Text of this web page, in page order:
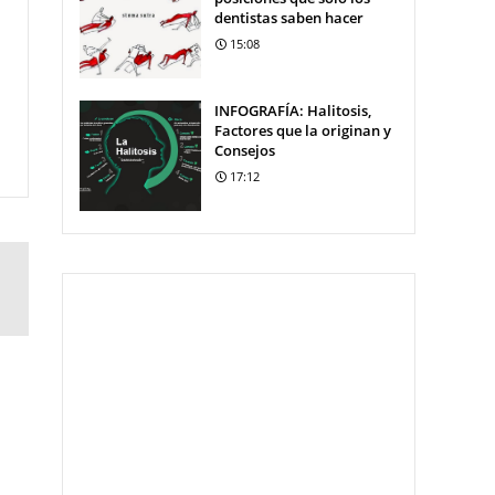
dentistas saben hacer
15:08
INFOGRAFÍA: Halitosis,
Factores que la originan y
Consejos
17:12